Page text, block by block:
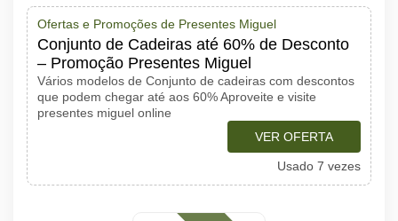
Ofertas e Promoções de Presentes Miguel
Conjunto de Cadeiras até 60% de Desconto
– Promoção Presentes Miguel
Vários modelos de Conjunto de cadeiras com descontos
que podem chegar até aos 60% Aproveite e visite
presentes miguel online
VER OFERTA
Usado 7 vezes